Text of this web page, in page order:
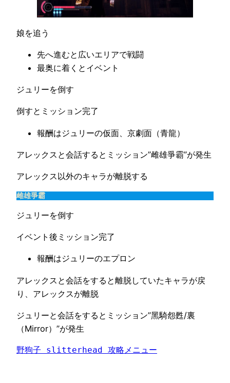
娘を追う
先へ進むと広いエリアで戦闘
最奥に着くとイベント
ジュリーを倒す
倒すとミッション完了
報酬はジュリーの仮面、京劇面（青龍）
アレックスと会話するとミッション”雌雄爭霸”が発生
アレックス以外のキャラが離脱する
雌雄爭霸
ジュリーを倒す
イベント後ミッション完了
報酬はジュリーのエプロン
アレックスと会話をすると離脱していたキャラが戻
り、アレックスが離脱
ジュリーと会話をするとミッション”黑騎怨甦/裏
（Mirror）”が発生
野狗子 slitterhead 攻略メニュー